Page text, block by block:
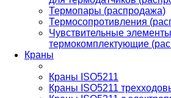
Термопары (распродажа)
Термосопротивления
Чувствительные
термокомплектующие
Краны
Краны ISO5211
Краны ISO5211